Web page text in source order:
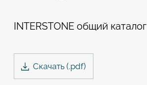
INTERSTONE общий каталог
Скачать (.pdf)